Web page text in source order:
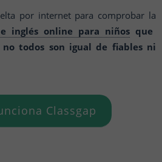
por internet para comprobar la
inglés online para niños que
no todos son igual de fiables ni
Classgap